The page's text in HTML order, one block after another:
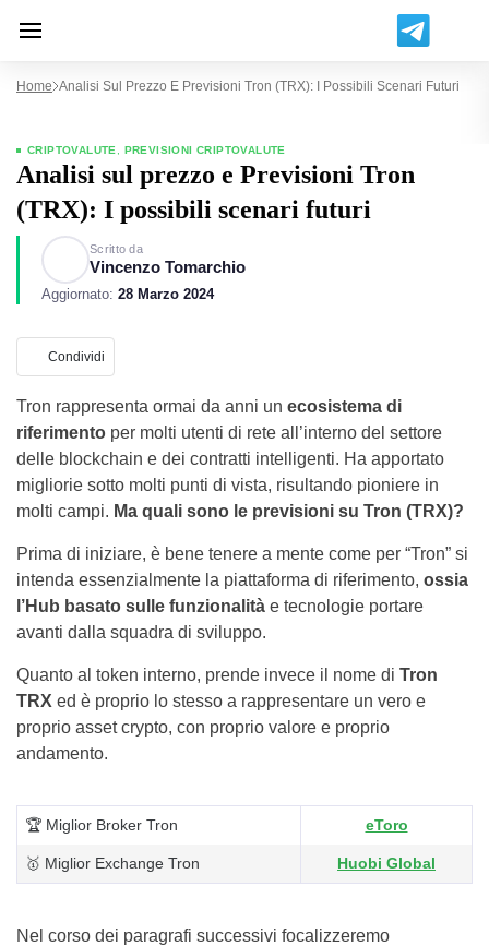
Home Analisi Sul Prezzo E Previsioni Tron (TRX): I Possibili Scenari Futuri
CRIPTOVALUTE PREVISIONI CRIPTOVALUTE
Analisi sul prezzo e Previsioni Tron
(TRX): I possibili scenari futuri
Scritto da
Vincenzo Tomarchio
Aggiornato: 28 Marzo 2024
Condividi
Tron rappresenta ormai da anni un ecosistema di
riferimento per molti utenti di rete all’interno del settore
delle blockchain e dei contratti intelligenti. Ha apportato
migliorie sotto molti punti di vista, risultando pioniere in
molti campi. Ma quali sono le previsioni su Tron (TRX)?
Prima di iniziare, è bene tenere a mente come per “Tron” si
intenda essenzialmente la piattaforma di riferimento, ossia
l’Hub basato sulle funzionalità e tecnologie portare
avanti dalla squadra di sviluppo.
Quanto al token interno, prende invece il nome di Tron
TRX ed è proprio lo stesso a rappresentare un vero e
proprio asset crypto, con proprio valore e proprio
andamento.
🏆 Miglior Broker Tron eToro
🥇 Miglior Exchange Tron Huobi Global
Nel corso dei paragrafi successivi focalizzeremo